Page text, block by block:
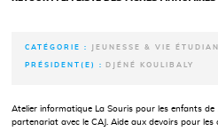
CATÉGORIE : JEUNESSE & VIE
PRÉSIDENT(E) : DJÉNÉ KOULIBALY
Atelier informatique La Souris pour les enfants
partenariat avec le CAJ. Aide aux devoirs pour les